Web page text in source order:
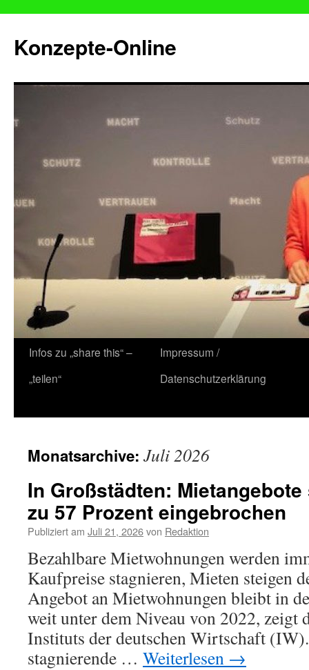
Konzepte-Online
Zum
Inhalt
Infos zu „share this“ –
„teilen“
Impressum /
Datenschutzerklärung
Monatsarchive: Juli 2026
In Großstädten:
zu 57 Prozent eingebrochen
Publiziert am Juli 21, 2026von Redaktion
Bezahlbare Mietwohnungen werden
Kaufpreise stagnieren, Mieten steigen
Angebot an Mietwohnungen bleibt in
weit unter dem Niveau von 2022, zeigt
Instituts der deutschen Wirtschaft
stagnierende … Weiterlesen →